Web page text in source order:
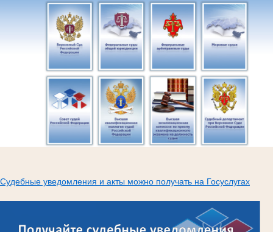
Судебные уведомления и акты можно получать на Госуслугах